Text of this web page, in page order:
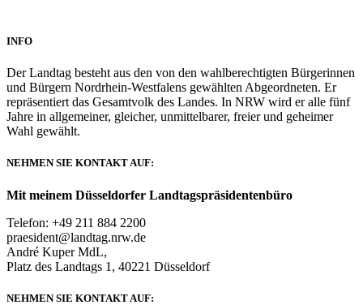
INFO
Der Landtag besteht aus den von den wahlberechtigten Bürgerinnen
und Bürgern Nordrhein-Westfalens gewählten Abgeordneten. Er
repräsentiert das Gesamtvolk des Landes. In NRW wird er alle fünf
Jahre in allgemeiner, gleicher, unmittelbarer, freier und geheimer
Wahl gewählt.
NEHMEN SIE KONTAKT AUF:
Mit meinem Düsseldorfer Landtagspräsidentenbüro
Telefon: +49 211 884 2200
praesident@landtag.nrw.de
André Kuper MdL,
Platz des Landtags 1, 40221 Düsseldorf
NEHMEN SIE KONTAKT AUF: